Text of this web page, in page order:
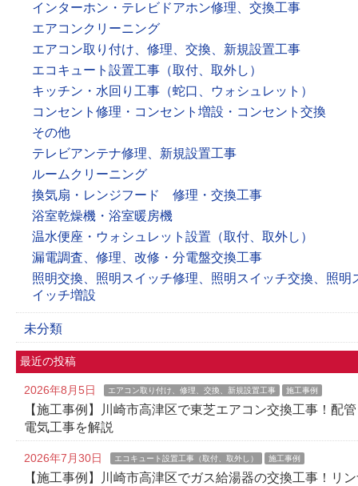
インターホン・テレビドアホン修理、交換工事
エアコンクリーニング
エアコン取り付け、修理、交換、新規設置工事
エコキュート設置工事（取付、取外し）
キッチン・水回り工事（蛇口、ウォシュレット）
コンセント修理・コンセント増設・コンセント交換
その他
テレビアンテナ修理、新規設置工事
ルームクリーニング
換気扇・レンジフード 修理・交換工事
浴室乾燥機・浴室暖房機
温水便座・ウォシュレット設置（取付、取外し）
漏電調査、修理、改修・分電盤交換工事
照明交換、照明スイッチ修理、照明スイッチ交換、照明
イッチ増設
未分類
最近の投稿
2026年8月5日 エアコン取り付け、修理、交換、新規設置工事 施工事例
【施工事例】川崎市高津区で東芝エアコン交換工事！配
電気工事を解説
2026年7月30日 エコキュート設置工事（取付、取外し） 施工事例
【施工事例】川崎市高津区でガス給湯器の交換工事！リ